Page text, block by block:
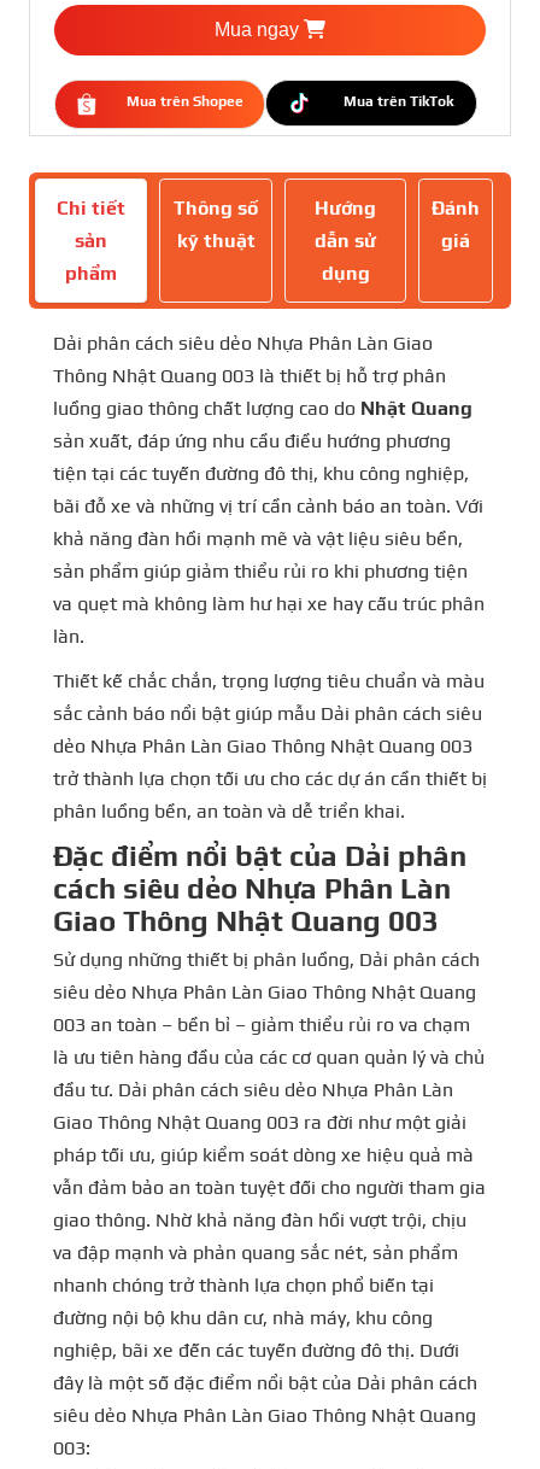
Mua ngay
Mua trên Shopee Mua trên TikTok
Chi tiết
sản
phẩm
Thông số
kỹ thuật
Hướng
dẫn sử
dụng
Đánh
giá
Dải phân cách siêu dẻo Nhựa Phân Làn Giao
Thông Nhật Quang 003 là thiết bị hỗ trợ phân
luồng giao thông chất lượng cao do Nhật Quang
sản xuất, đáp ứng nhu cầu điều hướng phương
tiện tại các tuyến đường đô thị, khu công nghiệp,
bãi đỗ xe và những vị trí cần cảnh báo an toàn. Với
khả năng đàn hồi mạnh mẽ và vật liệu siêu bền,
sản phẩm giúp giảm thiểu rủi ro khi phương tiện
va quẹt mà không làm hư hại xe hay cấu trúc phân
làn.
Thiết kế chắc chắn, trọng lượng tiêu chuẩn và màu
sắc cảnh báo nổi bật giúp mẫu Dải phân cách siêu
dẻo Nhựa Phân Làn Giao Thông Nhật Quang 003
trở thành lựa chọn tối ưu cho các dự án cần thiết bị
phân luồng bền, an toàn và dễ triển khai.
Đặc điểm nổi bật của Dải phân
cách siêu dẻo Nhựa Phân Làn
Giao Thông Nhật Quang 003
Sử dụng những thiết bị phân luồng, Dải phân cách
siêu dẻo Nhựa Phân Làn Giao Thông Nhật Quang
003 an toàn – bền bỉ – giảm thiểu rủi ro va chạm
là ưu tiên hàng đầu của các cơ quan quản lý và chủ
đầu tư. Dải phân cách siêu dẻo Nhựa Phân Làn
Giao Thông Nhật Quang 003 ra đời như một giải
pháp tối ưu, giúp kiểm soát dòng xe hiệu quả mà
vẫn đảm bảo an toàn tuyệt đối cho người tham gia
giao thông. Nhờ khả năng đàn hồi vượt trội, chịu
va đập mạnh và phản quang sắc nét, sản phẩm
nhanh chóng trở thành lựa chọn phổ biến tại
đường nội bộ khu dân cư, nhà máy, khu công
nghiệp, bãi xe đến các tuyến đường đô thị. Dưới
đây là một số đặc điểm nổi bật của Dải phân cách
siêu dẻo Nhựa Phân Làn Giao Thông Nhật Quang
003: